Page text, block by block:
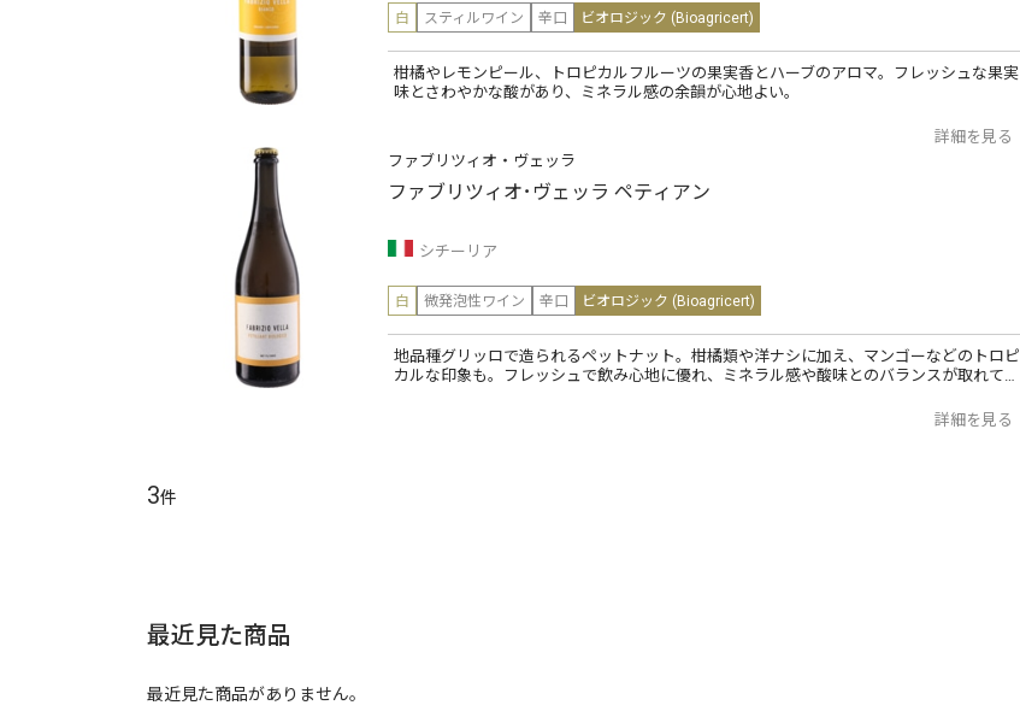
白 スティルワイン 辛口 ビオロジック (Bioagricert)
柑橘やレモンピール、トロピカルフルーツの果実香とハーブのアロマ。フレッシュな果実
味とさわやかな酸があり、ミネラル感の余韻が心地よい。
詳細を見る
ファブリツィオ・ヴェッラ
ファブリツィオ･ヴェッラ ペティアン
シチーリア
白 微発泡性ワイン 辛口 ビオロジック (Bioagricert)
地品種グリッロで造られるペットナット。柑橘類や洋ナシに加え、マンゴーなどのトロピ
カルな印象も。フレッシュで飲み心地に優れ、ミネラル感や酸味とのバランスが取れて…
詳細を見る
3件
最近見た商品
最近見た商品がありません。